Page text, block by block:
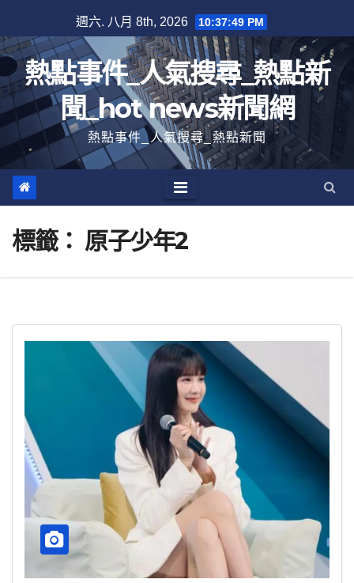
至
內
容
週六. 八月 8th, 2026 10:37:50 PM
熱點事件_人氣搜尋_熱點新
聞_hot news新聞網
熱點事件_人氣搜尋_熱點新聞
標籤： 原子少年2